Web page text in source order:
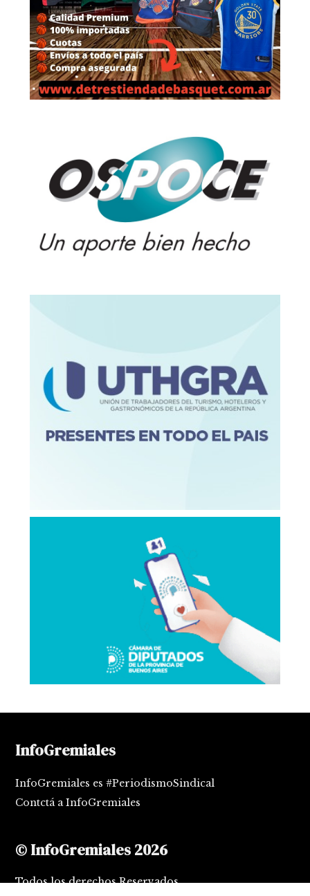
InfoGremiales
InfoGremiales es #PeriodismoSindical
Contctá a InfoGremiales
© InfoGremiales 2026
Todos los derechos Reservados